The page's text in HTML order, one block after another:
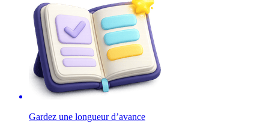
Gardez une longueur d’avance